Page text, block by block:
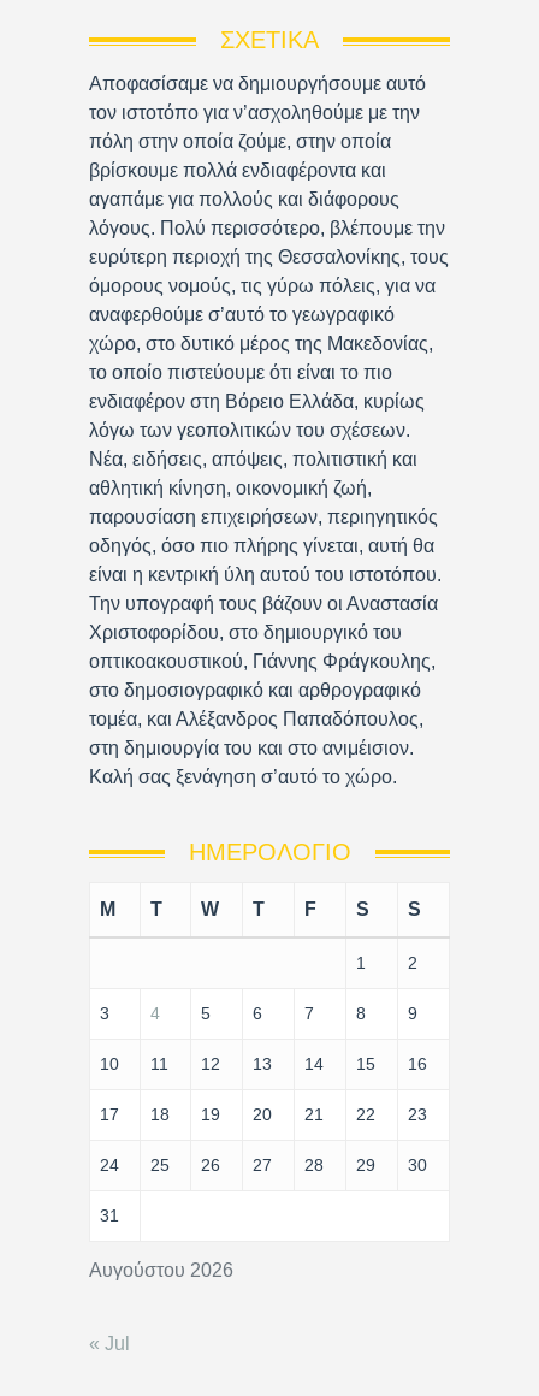
ΣΧΕΤΙΚΆ
Αποφασίσαμε να δημιουργήσουμε αυτό
τον ιστοτόπο για ν’ασχοληθούμε με την
πόλη στην οποία ζούμε, στην οποία
βρίσκουμε πολλά ενδιαφέροντα και
αγαπάμε για πολλούς και διάφορους
λόγους. Πολύ περισσότερο, βλέπουμε την
ευρύτερη περιοχή της Θεσσαλονίκης, τους
όμορους νομούς, τις γύρω πόλεις, για να
αναφερθούμε σ’αυτό το γεωγραφικό
χώρο, στο δυτικό μέρος της Μακεδονίας,
το οποίο πιστεύουμε ότι είναι το πιο
ενδιαφέρον στη Βόρειο Ελλάδα, κυρίως
λόγω των γεοπολιτικών του σχέσεων.
Νέα, ειδήσεις, απόψεις, πολιτιστική και
αθλητική κίνηση, οικονομική ζωή,
παρουσίαση επιχειρήσεων, περιηγητικός
οδηγός, όσο πιο πλήρης γίνεται, αυτή θα
είναι η κεντρική ύλη αυτού του ιστοτόπου.
Την υπογραφή τους βάζουν οι Αναστασία
Χριστοφορίδου, στο δημιουργικό του
οπτικοακουστικού, Γιάννης Φράγκουλης,
στο δημοσιογραφικό και αρθρογραφικό
τομέα, και Αλέξανδρος Παπαδόπουλος,
στη δημιουργία του και στο ανιμέισιον.
Καλή σας ξενάγηση σ’αυτό το χώρο.
ΗΜΕΡΟΛΌΓΙΟ
Αυγούστου 2026
M T W T F S S
1 2
3 4 5 6 7 8 9
10 11 12 13 14 15 16
17 18 19 20 21 22 23
24 25 26 27 28 29 30
31
« Jul